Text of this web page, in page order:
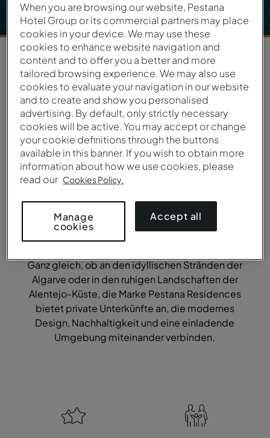
HOTELS | 1 ZIEL
Erleben Sie die Eleganz
der
Pestana Residences
Jede Anlage befindet sich an sorgfältig
gedacht, die Komfort und Privatsphäre schätzen,
ohne dabei auf die Nähe zur Natur und auf
Eleganz zu verzichten.
Ganz gleich, ob an den idyllischen Stränden der
Algarve oder in den ruhigen Landschaften der
Alentejo-Küste, die Marke Pestana Residences
bietet private Unterkünfte an, die modernes
Design, Nachhaltigkeit und eine einladende
Umgebung miteinander verbinden.
When you are browsing our website, Pestana
Hotel Group or its commercial partners may place
cookies in your device. We may use these
cookies to enhance website navigation and
content and to offer you a better and more
tailored browsing experience. We may also use
cookies to evaluate your navigation in our website
and to create and show you personalised
advertising. By default, only strictly necessary
cookies will be active. You may accept or change
your cookie definitions through the buttons
available in this banner. If you wish to obtain more
information about how we use cookies, please
read our Cookies Policy.
Manage
cookies
Accept all